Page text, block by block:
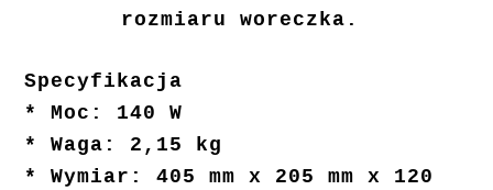
rozmiaru woreczka.
Specyfikacja
* Moc: 140 W
* Waga: 2,15 kg
* Wymiar: 405 mm x 205 mm x 120